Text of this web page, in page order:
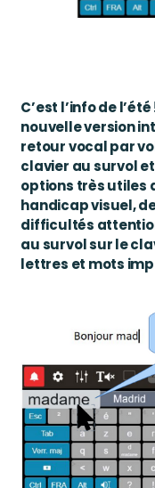
C’est l’info de
nouvelle version
retour vocal par
clavier au survol
options très utiles
handicap visuel,
difficultés
au survol sur le
lettres et mots